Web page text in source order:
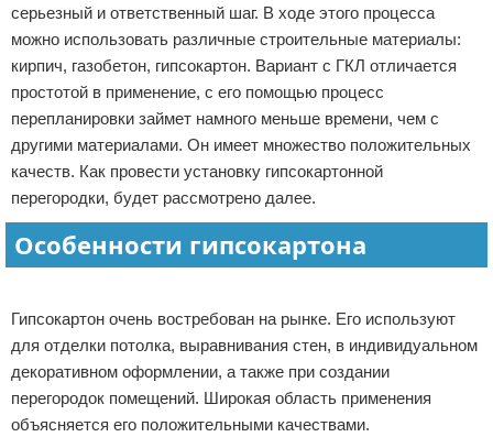
Коммунальные услуги
Сантехника
Безопасность
Стройматериалы
Разное
серьезный и ответственный шаг. В ходе этого процесса
можно использовать различные строительные материалы:
кирпич, газобетон, гипсокартон. Вариант с ГКЛ отличается
простотой в применение, с его помощью процесс
перепланировки займет намного меньше времени, чем с
другими материалами. Он имеет множество положительных
качеств. Как провести установку гипсокартонной
перегородки, будет рассмотрено далее.
Особенности гипсокартона
Гипсокартон очень востребован на рынке. Его используют
для отделки потолка, выравнивания стен, в индивидуальном
декоративном оформлении, а также при создании
перегородок помещений. Широкая область применения
объясняется его положительными качествами.